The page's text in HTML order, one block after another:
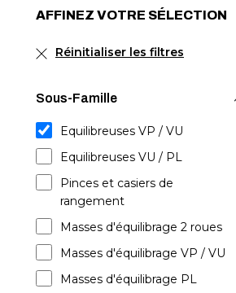
AFFINEZ VOTRE SÉLECTION
Réinitialiser les filtres
Sous-Famille
Equilibreuses VP / VU
Equilibreuses VU / PL
Pinces et casiers de
rangement
Masses d'équilibrage 2 roues
Masses d'équilibrage VP / VU
Masses d'équilibrage PL